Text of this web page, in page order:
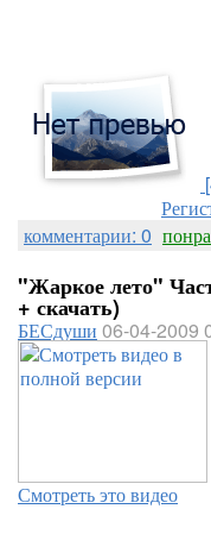
комментарии: 0
"Жаркое лето"
+ скачать)
БЕСдуши 06-04-2009
Смотреть это видео